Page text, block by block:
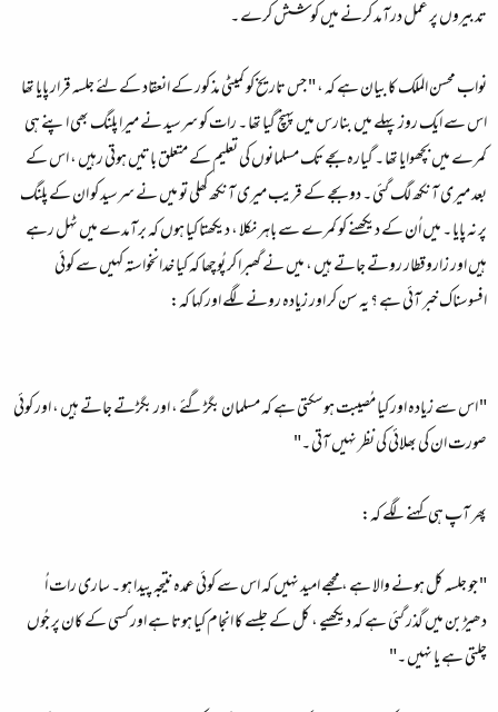
تدبیروں پر عمل درآمد کرنے میں کوشش کرے ۔
نواب محسن الملک کا بیان ہے کہ ، " جس تاریخ کو کمیٹی مذ کور کے انعقاد کے لئے جلسہ قرار پایا تھا
اس سے ایک روز پہلے میں بنارس میں پہنچ گیا تھا ۔ رات کو سرسید نے میرا پلنگ بھی اپنے ہی
کمرے میں بچھوایا تھا ۔ گیارہ بجے تک مسلمانوں کی تعلیم کے متعلق باتیں ہوتی رہیں ، اس کے
بعد میری آنکھ لگ گئی ۔ دو بجے کے قریب میری آنکھ کھلی تو میں نے سرسید کو ان کے پلنگ
پر نہ پایا ۔ میں اُن کے دیکھنے کو کمرے سے باہر نکلا ، دیکھتا کیا ہوں کہ برآمدے میں ٹہل رہے
ہیں اور زاروقطار روتے جاتے ہیں ، میں نے گھبرا کر پُوچھا کہ کیا خدانخواستہ کہیں سے کوئی
افسوسناک خبر آئی ہے ؟ یہ سن کر اور زیادہ رونے لگے اور کہا کہ:
" اس سے زیادہ اور کیا مُصیبت ہوسکتی ہے کہ مسلمان بگڑگئے ، اور بگڑتے جاتے ہیں ، اور کوئی
صورت ان کی بھلائی کی نظر نہیں آتی ۔"
پھر آپ ہی کہنے لگے کہ:
" جو جلسہ کل ہونے والا ہے ، مجھے امید نہیں کہ اس سے کوئی عمدہ نتیجہ پیدا ہو ۔ ساری رات اُ
دھیڑبن میں گذر گئی ہے کہ دیکھیے ، کل کے جلسے کا انجام کیا ہوتا ہے اور کسی کے کان پر جُوں
چلتی ہے یا نہیں ۔"